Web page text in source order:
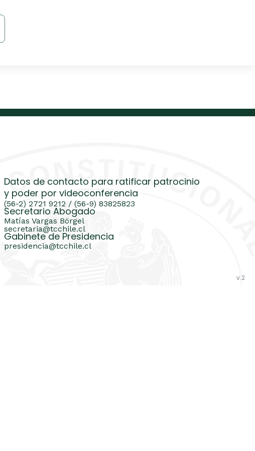
Datos de contacto para ratificar patrocinio
y poder por videoconferencia
(56-2) 2721 9212 / (56-9) 83825823
Secretario Abogado
Matías Vargas Börgel
secretaria@tcchile.cl
Gabinete de Presidencia
presidencia@tcchile.cl
v.2